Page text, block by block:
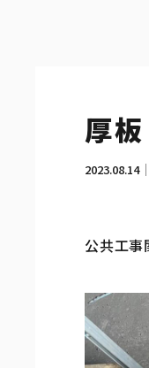
厚
2023.08.14
公共工事